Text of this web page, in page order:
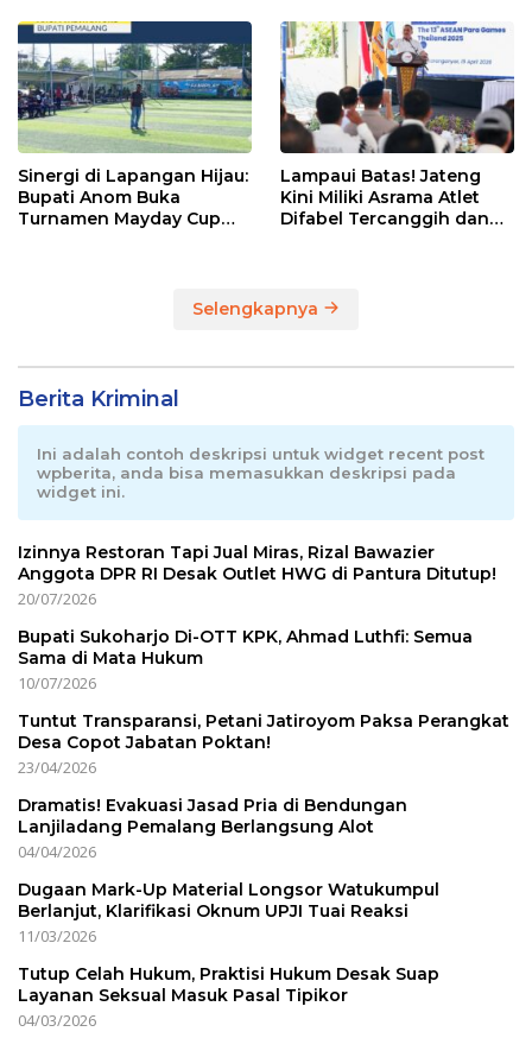
Sinergi di Lapangan Hijau:
Bupati Anom Buka
Turnamen Mayday Cup
Lampaui Batas! Jateng
Kini Miliki Asrama Atlet
Difabel Tercanggih dan
Selengkapnya
Berita Kriminal
Ini adalah contoh deskripsi untuk widget recent post
wpberita, anda bisa memasukkan deskripsi pada
widget ini.
Izinnya Restoran Tapi Jual Miras, Rizal Bawazier
Anggota DPR RI Desak Outlet HWG di Pantura Ditutup!
20/07/2026
Bupati Sukoharjo Di-OTT KPK, Ahmad Luthfi: Semua
Sama di Mata Hukum
10/07/2026
Tuntut Transparansi, Petani Jatiroyom Paksa Perangkat
Desa Copot Jabatan Poktan!
23/04/2026
Dramatis! Evakuasi Jasad Pria di Bendungan
Lanjiladang Pemalang Berlangsung Alot
04/04/2026
Dugaan Mark-Up Material Longsor Watukumpul
Berlanjut, Klarifikasi Oknum UPJI Tuai Reaksi
11/03/2026
Tutup Celah Hukum, Praktisi Hukum Desak Suap
Layanan Seksual Masuk Pasal Tipikor
04/03/2026